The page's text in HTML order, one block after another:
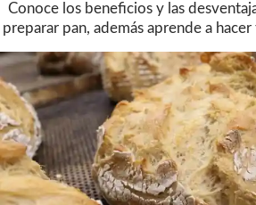
Conoce los beneficios y las
preparar pan, además aprende a